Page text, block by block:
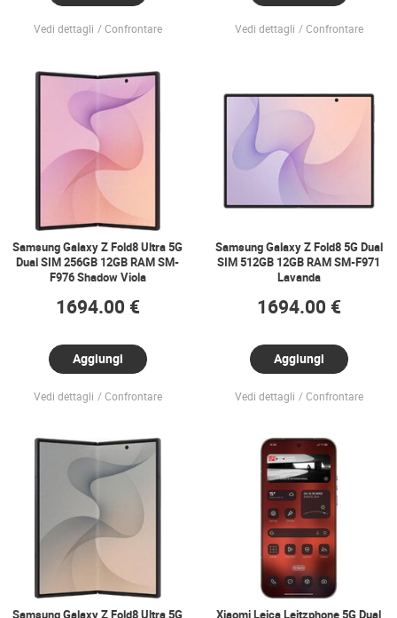
Vedi dettagli Confrontare Vedi dettagli Confrontare
Samsung Galaxy Z Fold8 Ultra 5G
Dual SIM 256GB 12GB RAM SM-
F976 Shadow Viola
1694.00 €
Aggiungi
Vedi dettagli Confrontare
Samsung Galaxy Z Fold8 5G Dual
SIM 512GB 12GB RAM SM-F971
Lavanda
1694.00 €
Aggiungi
Vedi dettagli Confrontare
Samsung Galaxy Z Fold8 Ultra 5G Xiaomi Leica Leitzphone 5G Dual